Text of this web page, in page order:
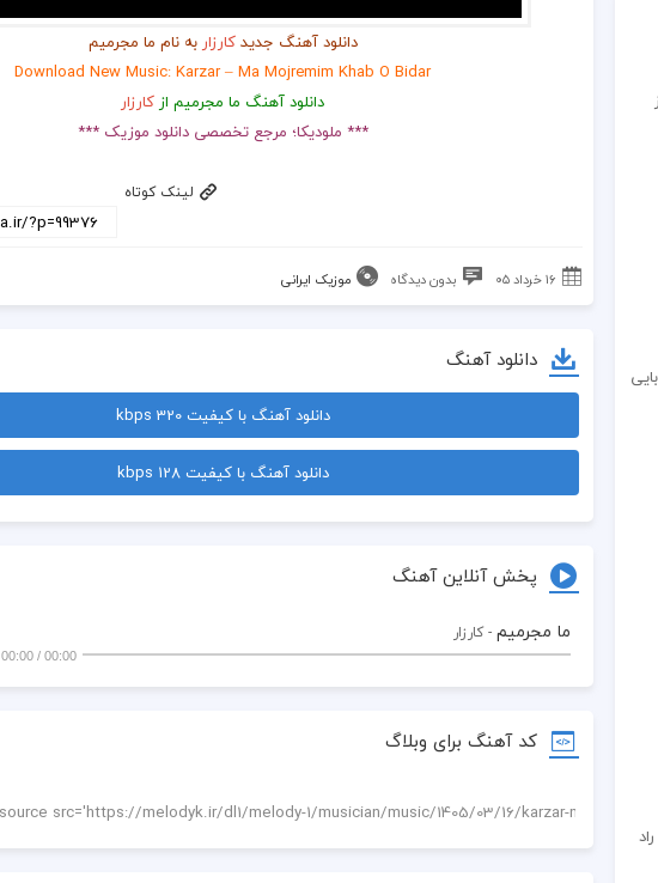
دانلود آهنگ جدیدکارزار به نام ما مجرمیم
Download New Music: Karzar – Ma Mojremim Khab O Bidar
دانلود آهنگ ما مجرمیم از کارزار
*** ملودیکا؛ مرجع تخصصی دانلود موزیک ***
لینک کوتاه
۱۶ خرداد ۰۵ بدون دیدگاه موزیک ایرانی
دانلود آهنگ
دانلود آهنگ با کیفیت 320 kbps
دانلود آهنگ با کیفیت 128 kbps
پخش آنلاین آهنگ
ما مجرمیم - کارزار
00:00
/
00:00
کد آهنگ برای وبلاگ